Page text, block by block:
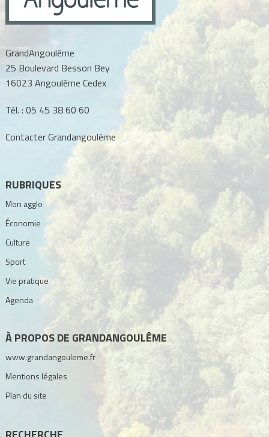
GrandAngoulême
25 Boulevard Besson Bey
16023 Angoulême Cedex
Tél. : 05 45 38 60 60
Contacter Grandangoulême
RUBRIQUES
Mon agglo
Économie
Culture
Sport
Vie pratique
Agenda
À PROPOS DE GRANDANGOULÊME
www.grandangouleme.fr
Mentions légales
Plan du site